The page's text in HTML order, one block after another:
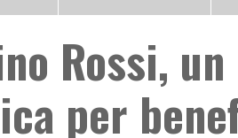
Rossi,
per